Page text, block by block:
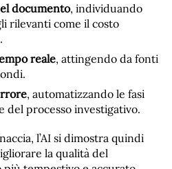
documento, individuando
rilevanti come il costo
reale, attingendo da fonti
, automatizzando le fasi
del processo investigativo.
l’AI si dimostra quindi
la qualità del